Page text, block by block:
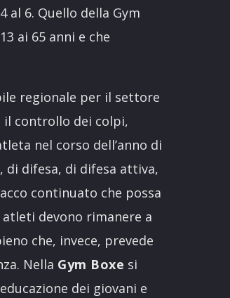
al 6. Quello della Gym
ai 65 anni e che
regionale per il settore
controllo dei colpi,
nel corso dell’anno di
difesa, di difesa attiva,
continuato che possa
devono rimanere a
che, invece, prevede
Nella Gym Boxe si
dei giovani e